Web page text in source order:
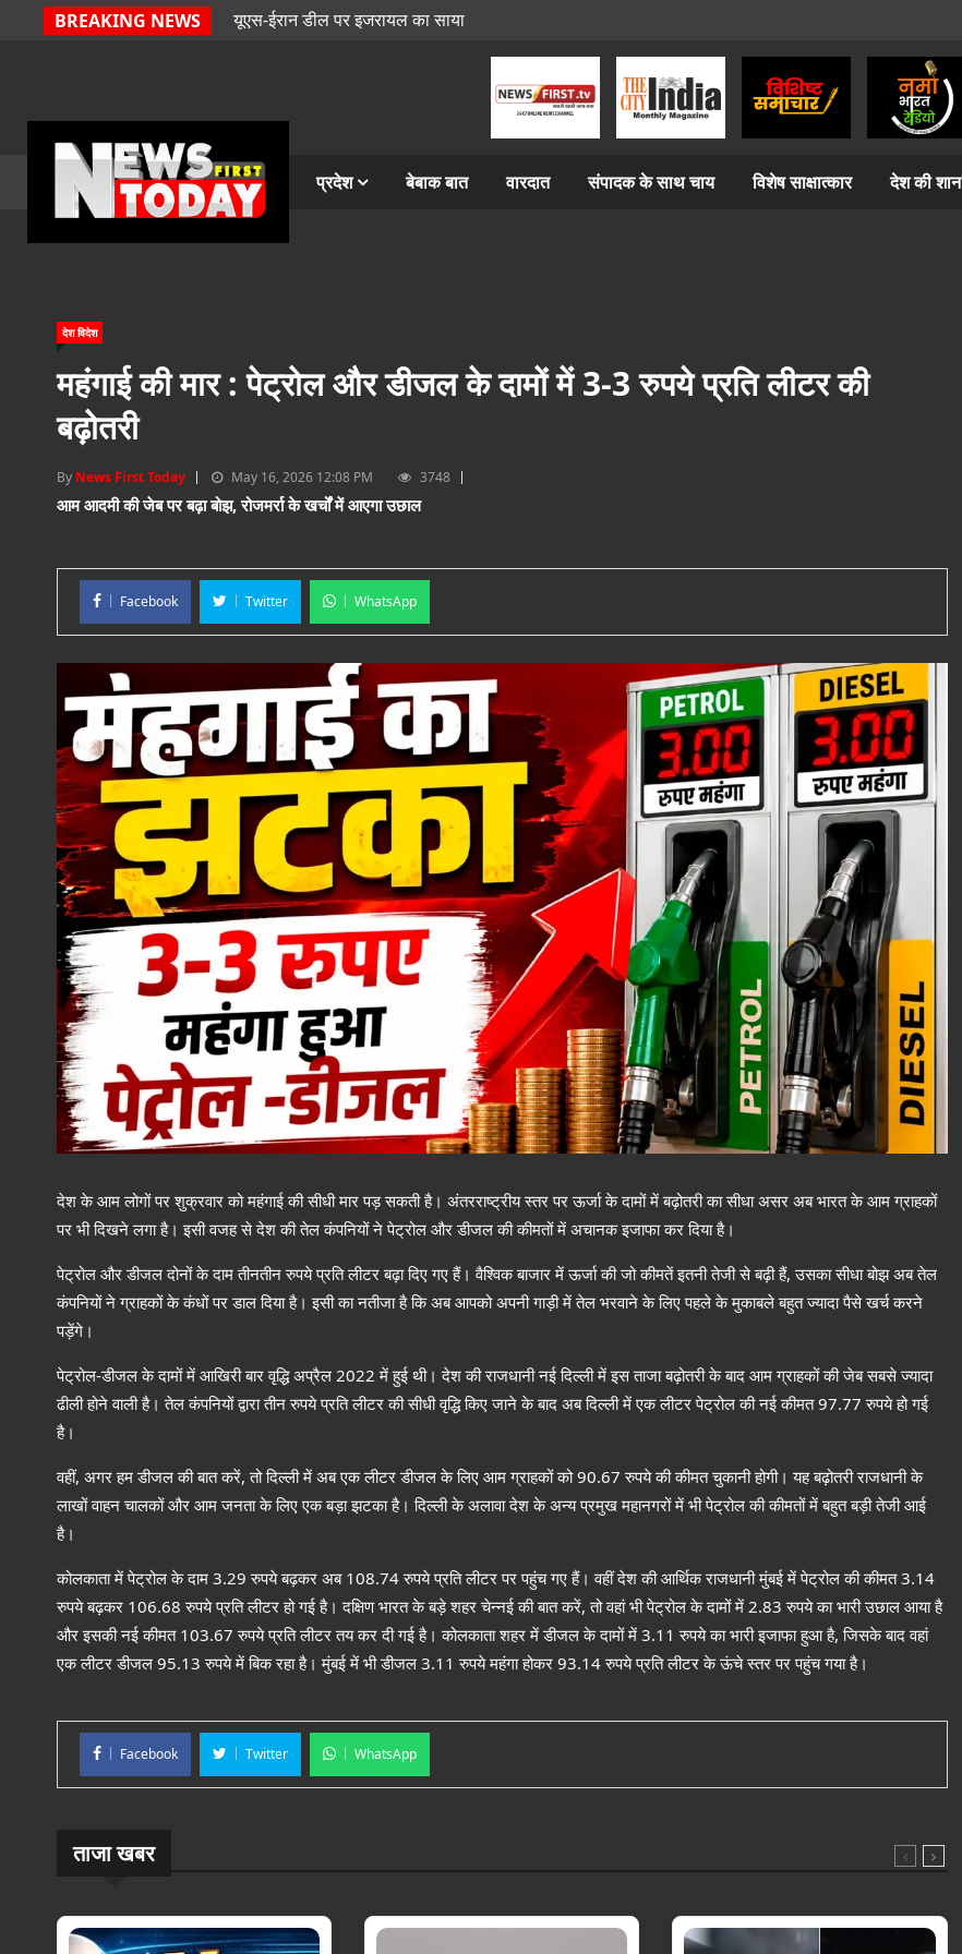
BREAKING NEWS यूएस-ईरान डील पर इजरायल का साया
प्रदेश बेबाक बात वारदात संपादक के साथ चाय विशेष साक्षात्कार देश की शान
देश विदेश
महंगाई की मार : पेट्रोल और डीजल के दामों में 3-3 रुपये प्रति लीटर की
बढ़ोतरी
By News First Today May 16, 2026 12:08 PM 3748
आम आदमी की जेब पर बढ़ा बोझ, रोजमर्रा के खर्चों में आएगा उछाल
Facebook Twitter WhatsApp
देश के आम लोगों पर शुक्रवार को महंगाई की सीधी मार पड़ सकती है। अंतरराष्ट्रीय स्तर पर ऊर्जा के दामों में बढ़ोतरी का सीधा असर अब भारत के आम ग्राहकों
पर भी दिखने लगा है। इसी वजह से देश की तेल कंपनियों ने पेट्रोल और डीजल की कीमतों में अचानक इजाफा कर दिया है।
पेट्रोल और डीजल दोनों के दाम तीनतीन रुपये प्रति लीटर बढ़ा दिए गए हैं। वैश्विक बाजार में ऊर्जा की जो कीमतें इतनी तेजी से बढ़ी हैं, उसका सीधा बोझ अब तेल
कंपनियों ने ग्राहकों के कंधों पर डाल दिया है। इसी का नतीजा है कि अब आपको अपनी गाड़ी में तेल भरवाने के लिए पहले के मुकाबले बहुत ज्यादा पैसे खर्च करने
पड़ेंगे।
पेट्रोल-डीजल के दामों में आखिरी बार वृद्धि अप्रैल 2022 में हुई थी। देश की राजधानी नई दिल्ली में इस ताजा बढ़ोतरी के बाद आम ग्राहकों की जेब सबसे ज्यादा
ढीली होने वाली है। तेल कंपनियों द्वारा तीन रुपये प्रति लीटर की सीधी वृद्धि किए जाने के बाद अब दिल्ली में एक लीटर पेट्रोल की नई कीमत 97.77 रुपये हो गई
है।
वहीं, अगर हम डीजल की बात करें, तो दिल्ली में अब एक लीटर डीजल के लिए आम ग्राहकों को 90.67 रुपये की कीमत चुकानी होगी। यह बढ़ोतरी राजधानी के
लाखों वाहन चालकों और आम जनता के लिए एक बड़ा झटका है। दिल्ली के अलावा देश के अन्य प्रमुख महानगरों में भी पेट्रोल की कीमतों में बहुत बड़ी तेजी आई
है।
कोलकाता में पेट्रोल के दाम 3.29 रुपये बढ़कर अब 108.74 रुपये प्रति लीटर पर पहुंच गए हैं। वहीं देश की आर्थिक राजधानी मुंबई में पेट्रोल की कीमत 3.14
रुपये बढ़कर 106.68 रुपये प्रति लीटर हो गई है। दक्षिण भारत के बड़े शहर चेन्नई की बात करें, तो वहां भी पेट्रोल के दामों में 2.83 रुपये का भारी उछाल आया है
और इसकी नई कीमत 103.67 रुपये प्रति लीटर तय कर दी गई है। कोलकाता शहर में डीजल के दामों में 3.11 रुपये का भारी इजाफा हुआ है, जिसके बाद वहां
एक लीटर डीजल 95.13 रुपये में बिक रहा है। मुंबई में भी डीजल 3.11 रुपये महंगा होकर 93.14 रुपये प्रति लीटर के ऊंचे स्तर पर पहुंच गया है।
Facebook Twitter WhatsApp
ताजा खबर